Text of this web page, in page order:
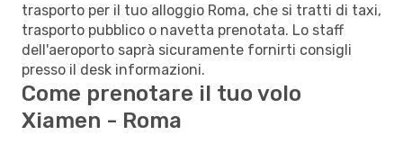
trasporto per il tuo alloggio Roma, che si tratti di taxi,
trasporto pubblico o navetta prenotata. Lo staff
dell'aeroporto saprà sicuramente fornirti consigli
presso il desk informazioni.
Come prenotare il tuo volo
Xiamen - Roma